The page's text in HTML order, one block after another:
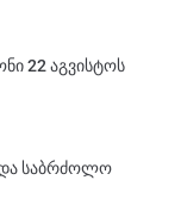
22 აგვისტოს
და საბრძოლო